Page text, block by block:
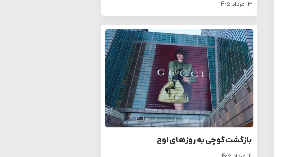
۱۳ مرداد ۱۴۰۵
بازگشت گوچی به روزهای اوج